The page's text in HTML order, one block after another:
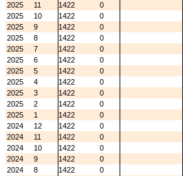
2025
11 1422
0
2025
10 1422
0
2025
9 1422
0
2025
8 1422
0
2025
7 1422
0
2025
6 1422
0
2025
5 1422
0
2025
4 1422
0
2025
3 1422
0
2025
2 1422
0
2025
1 1422
0
2024
12 1422
0
2024
11 1422
0
2024
10 1422
0
2024
9 1422
0
2024
8 1422
0